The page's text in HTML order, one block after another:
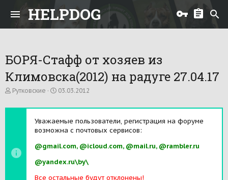
HELPDOG
БОРЯ-Стафф от хозяев из
Климовска(2012) на радуге 27.04.17
А
т
м
ы
Рутковские
Д
т
н
а
а
а
03.03.2012
Уважаемые пользователи, регистрация на форуме
возможна с почтовых сервисов:
@gmail.com, @icloud.com, @mail.ru, @rambler.ru
@yandex.ru\by\
Все остальные будут отклонены!